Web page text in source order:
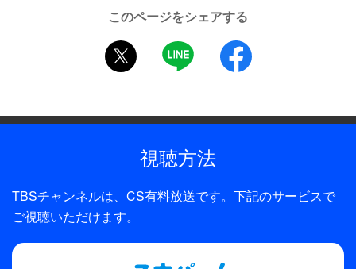
竜介、伴淳三郎 ほか
39話
プロデューサー
久世光彦
このページをシェアする
twitter
LINE
視聴方法
TBSチャンネルは、CS有料放送です。下記のサービスで
ご視聴いただけます。